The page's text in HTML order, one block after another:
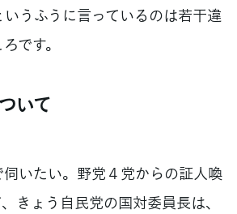
いうふうに言っているのは若干違
です。
いて
いたい。野党４党からの証人喚
きょう自民党の国対委員長は、